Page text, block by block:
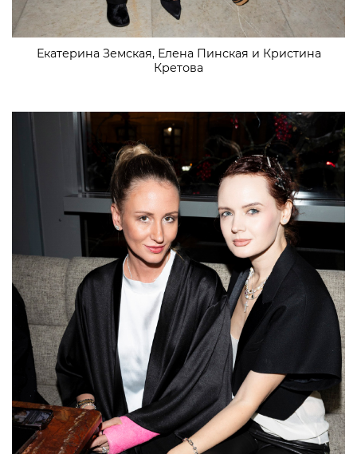
Екатерина Земская, Елена Пинская и Кристина
Кретова